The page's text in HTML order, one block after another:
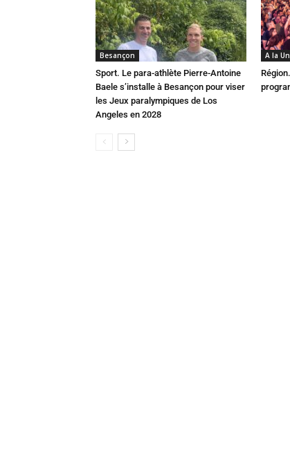
Besançon
Sport. Le para-athlète Pierre-Antoine
Baele s’installe à Besançon pour viser
les Jeux paralympiques de Los
Angeles en 2028
A la